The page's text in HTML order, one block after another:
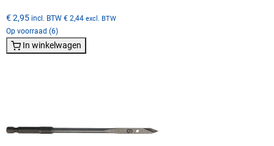
€ 2,95 incl. BTW € 2,44 excl. BTW
Op voorraad (6)
In winkelwagen